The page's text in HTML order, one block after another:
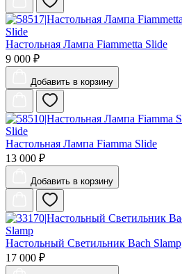
Slide
Настольная Лампа Fiammetta Slide
9 000 ₽
Добавить в корзину
Slide
Настольная Лампа Fiamma Slide
13 000 ₽
Добавить в корзину
Slamp
Настольный Светильник Bach Slamp
17 000 ₽